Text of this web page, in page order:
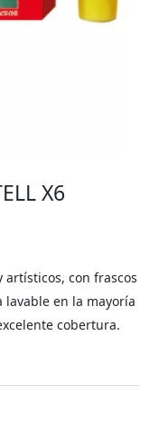
X6
artísticos, con frascos
en la mayoría
cobertura.